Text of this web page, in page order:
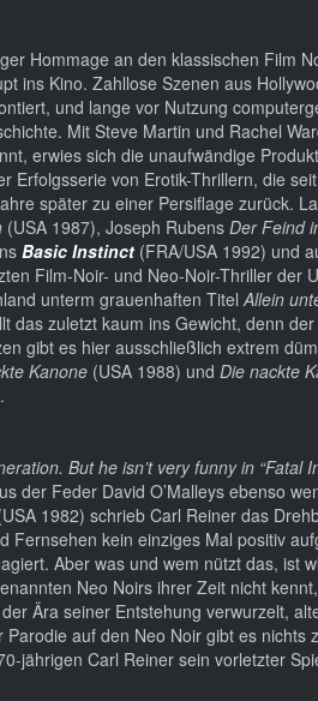
Hommage an den klassischen Film
ins Kino. Zahllose Szenen aus
und lange vor Nutzung
Mit Steve Martin und Rachel
erwies sich die unaufwändige
Erfolgsserie von Erotik-Thrillern, die
später zu einer Persiflage zurück.
(USA 1987), Joseph Rubens Der Feind
Basic Instinct (FRA/USA 1992) und
Film-Noir- und Neo-Noir-Thriller der
unterm grauenhaften Titel Allein
das zuletzt kaum ins Gewicht, denn
gibt es hier ausschließlich extrem
Kanone (USA 1988) und Die nackte
But he isn’t very funny in “Fatal
der Feder David O’Malleys ebenso
1982) schrieb Carl Reiner das
kein einziges Mal positiv
Aber was und wem nützt das, ist
Neo Noirs ihrer Zeit nicht
Ära seiner Entstehung verwurzelt,
auf den Neo Noir gibt es nichts
jährigen Carl Reiner sein vorletzter